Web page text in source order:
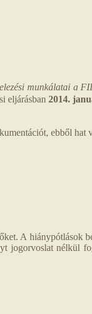
munkálatai a
eljárásban2014.
ebből hat
A hiánypótlások
jogorvoslat nélkül